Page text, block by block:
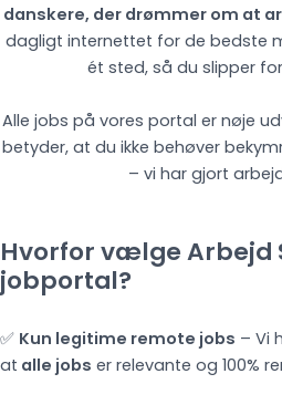
danskere, der drømmer om at
dagligt internettet for de bedste
ét sted, så du slipper
Alle jobs på vores portal er nøje
betyder, at du ikke behøver
– vi har gjort
Hvorfor vælge Arbejd
jobportal?
✅ Kun legitime remote jobs – Vi
at alle jobs er relevante og 100%